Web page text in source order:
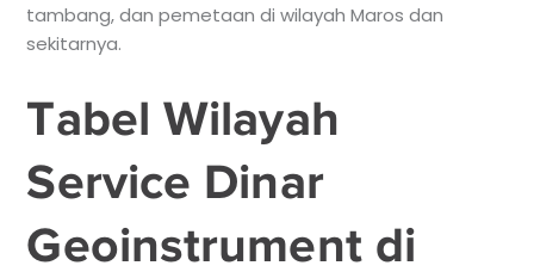
tambang, dan pemetaan di wilayah Maros dan
sekitarnya.
Tabel Wilayah
Service Dinar
Geoinstrument di